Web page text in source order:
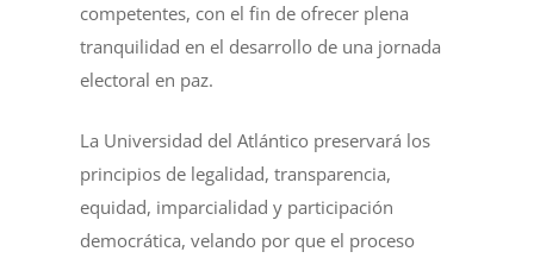
competentes, con el fin de ofrecer plena
tranquilidad en el desarrollo de una jornada
electoral en paz.
La Universidad del Atlántico preservará los
principios de legalidad, transparencia,
equidad, imparcialidad y participación
democrática, velando por que el proceso